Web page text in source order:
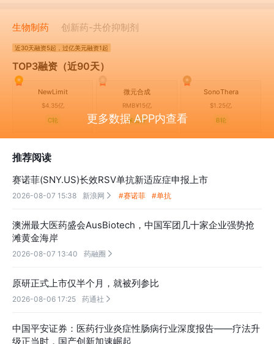
生物制药 创新药-共价抑制剂
近30天融资5起 ，过亿美元融资1起
TOP3融资（近90天）
NewLimit
$4.35亿
C轮
微元合成
RMB¥15亿
未公开
SonoThera
$1.25亿
B轮
更多数据 APP内查看
推荐阅读
赛诺菲(SNY.US)长效RSV单抗新适应症申报上市
2026-08-07 15:38 新浪网  #赛诺菲 #单抗
澳洲最大医药盛会AusBiotech，中国军团几十家企业强势抢
滩黄金海岸
2026-08-07 13:40 药融圈 
原研正式上市仅半个月，就被列参比
2026-08-06 17:25 药通社 
中国平安证券：医药行业炎症性肠病行业深度报告——疗法升
级正当时，国产创新加速崛起